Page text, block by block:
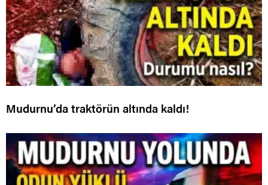
Mudurnu’da traktörün altında kaldı!